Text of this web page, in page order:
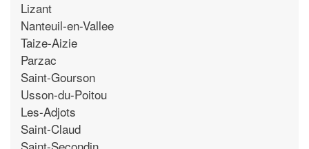
Lizant
Nanteuil-en-Vallee
Taize-Aizie
Parzac
Saint-Gourson
Usson-du-Poitou
Les-Adjots
Saint-Claud
Saint-Secondin